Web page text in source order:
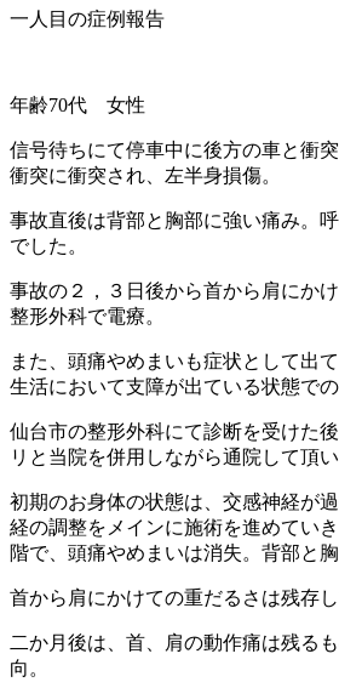
一人目の症例報告
年齢70代 女性
信号待ちにて停車中に後方の車と衝
衝突に衝突され、左半身損傷。
事故直後は背部と胸部に強い痛み。
でした。
事故の２，３日後から首から肩にか
整形外科で電療。
また、頭痛やめまいも症状として出
生活において支障が出ている状態での
仙台市の整形外科にて診断を受けた
リと当院を併用しながら通院して頂い
初期のお身体の状態は、交感神経が
経の調整をメインに施術を進めてい
階で、頭痛やめまいは消失。背部と
首から肩にかけての重だるさは残存し
二か月後は、首、肩の動作痛は残る
向。